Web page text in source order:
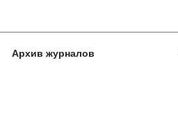
Архив журналов